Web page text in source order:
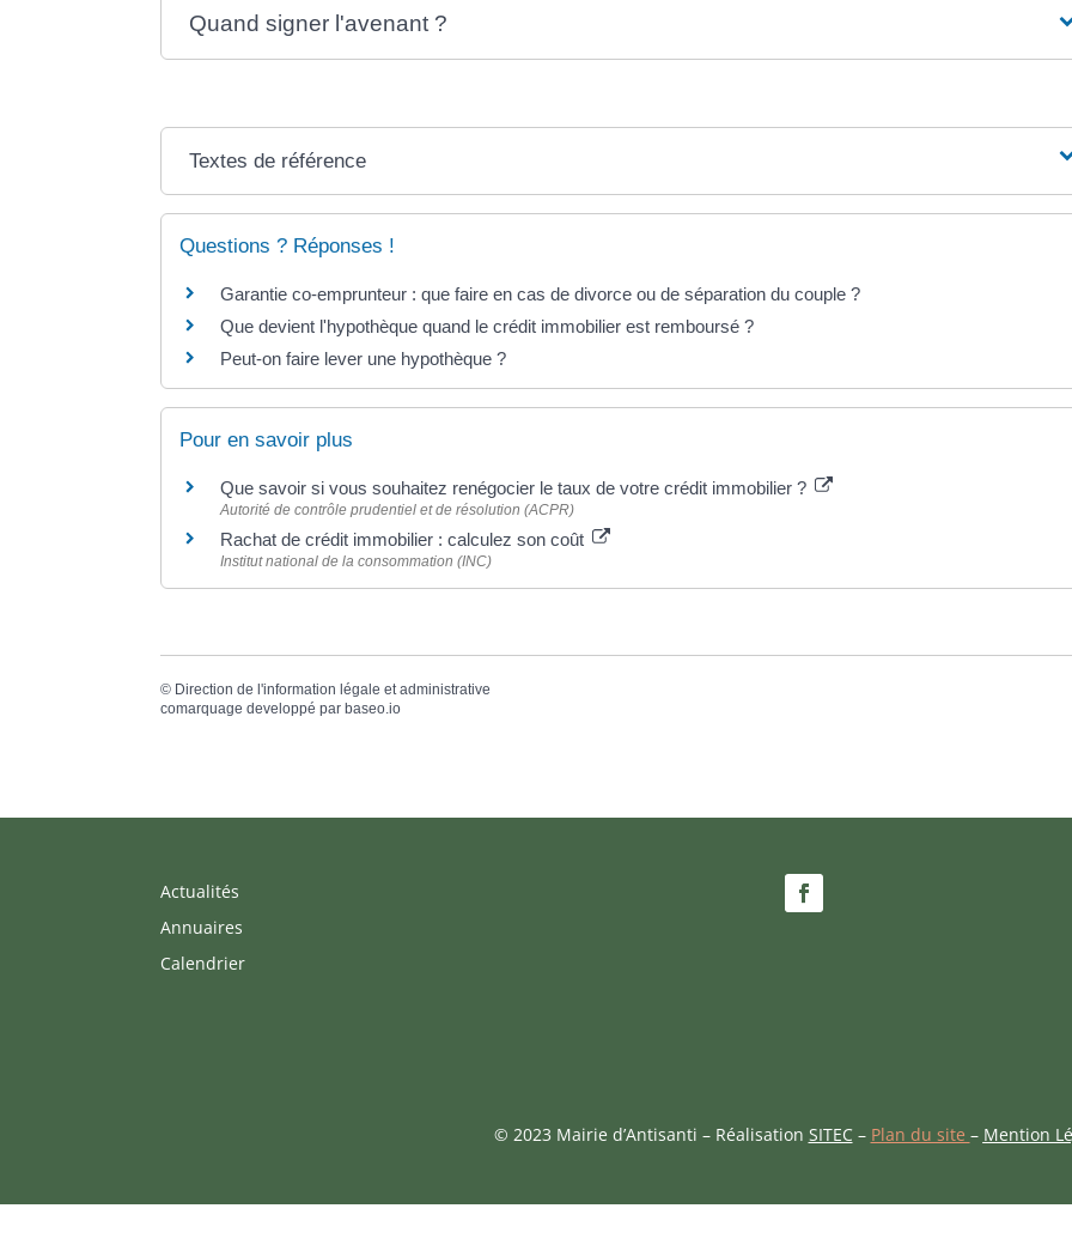
Quand signer l'avenant ?
Textes de référence
Questions ? Réponses !
Garantie co-emprunteur : que faire en cas de divorce ou de séparation du couple ?
Que devient l'hypothèque quand le crédit immobilier est remboursé ?
Peut-on faire lever une hypothèque ?
Pour en savoir plus
Que savoir si vous souhaitez renégocier le taux de votre crédit immobilier ?
Autorité de contrôle prudentiel et de résolution (ACPR)
Rachat de crédit immobilier : calculez son coût
Institut national de la consommation (INC)
© Direction de l'information légale et administrative
comarquage developpé par baseo.io
Actualités
Annuaires
Calendrier
© 2023 Mairie d’Antisanti – Réalisation SITEC – Plan du site – Mention